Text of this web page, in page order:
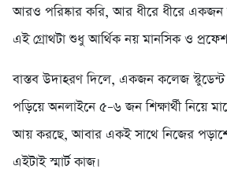
আরও পরিষ্কার করি, আর ধীরে ধীরে একজন
এই গ্রোথটা শুধু আর্থিক নয় মানসিক ও
বাস্তব উদাহরণ দিলে, একজন কলেজ
পড়িয়ে অনলাইনে ৫–৬ জন শিক্ষার্থী নিয়ে
আয় করছে, আবার একই সাথে নিজের
এইটাই স্মার্ট কাজ।